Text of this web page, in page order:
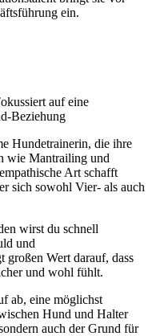
ein.
auf eine
Beziehung
Hundetrainerin, die ihre
wie Mantrailing und
Art schafft
sich sowohl Vier- als auch
wirst du schnell
und
Wert darauf, dass
und wohl fühlt.
ab, eine möglichst
Hund und Halter
auch der Grund für